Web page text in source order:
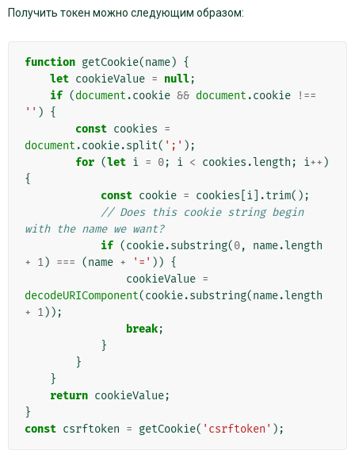
Получить токен можно следующим образом:
function getCookie(name) {
let cookieValue = null;
if (document .cookie && document .cookie
!==
'' ) {
const cookies =
document .cookie.split( ';' );
for (let i = 0; i < cookies .length ; i++ )
{
const cookie = cookies i ].trim();
// Does this cookie string begin
with the name we want?
if (cookie.substring(0, name.length
+ 1) === (name + '=' )) {
cookieValue =
decodeURIComponent(cookie.substring(name.length
+ 1));
break;
}
}
}
return cookieValue;
}
const csrftoken = getCookie( 'csrftoken' );